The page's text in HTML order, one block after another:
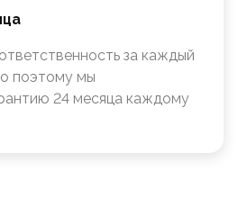
за каждый
поэтому мы
24 месяца каждому